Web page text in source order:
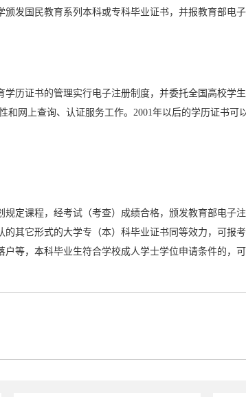
发国民教育系列本科或专科毕业证书，并报教育部电子
学历证书的管理实行电子注册制度，并委托全国高校学
和网上查询、认证服务工作。2001年以后的学历证书可
规定课程，经考试（考查）成绩合格，颁发教育部电子
的其它形式的大学专（本）科毕业证书同等效力，可报
等，本科毕业生符合学校成人学士学位申请条件的，可